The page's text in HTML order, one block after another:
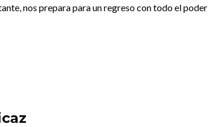
nos prepara para un regreso con todo el poder